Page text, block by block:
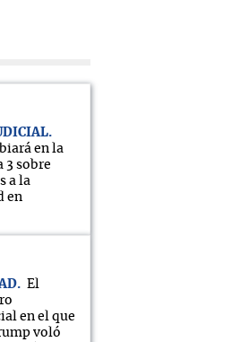
en la
3 sobre
a la
en
El
en el que
voló